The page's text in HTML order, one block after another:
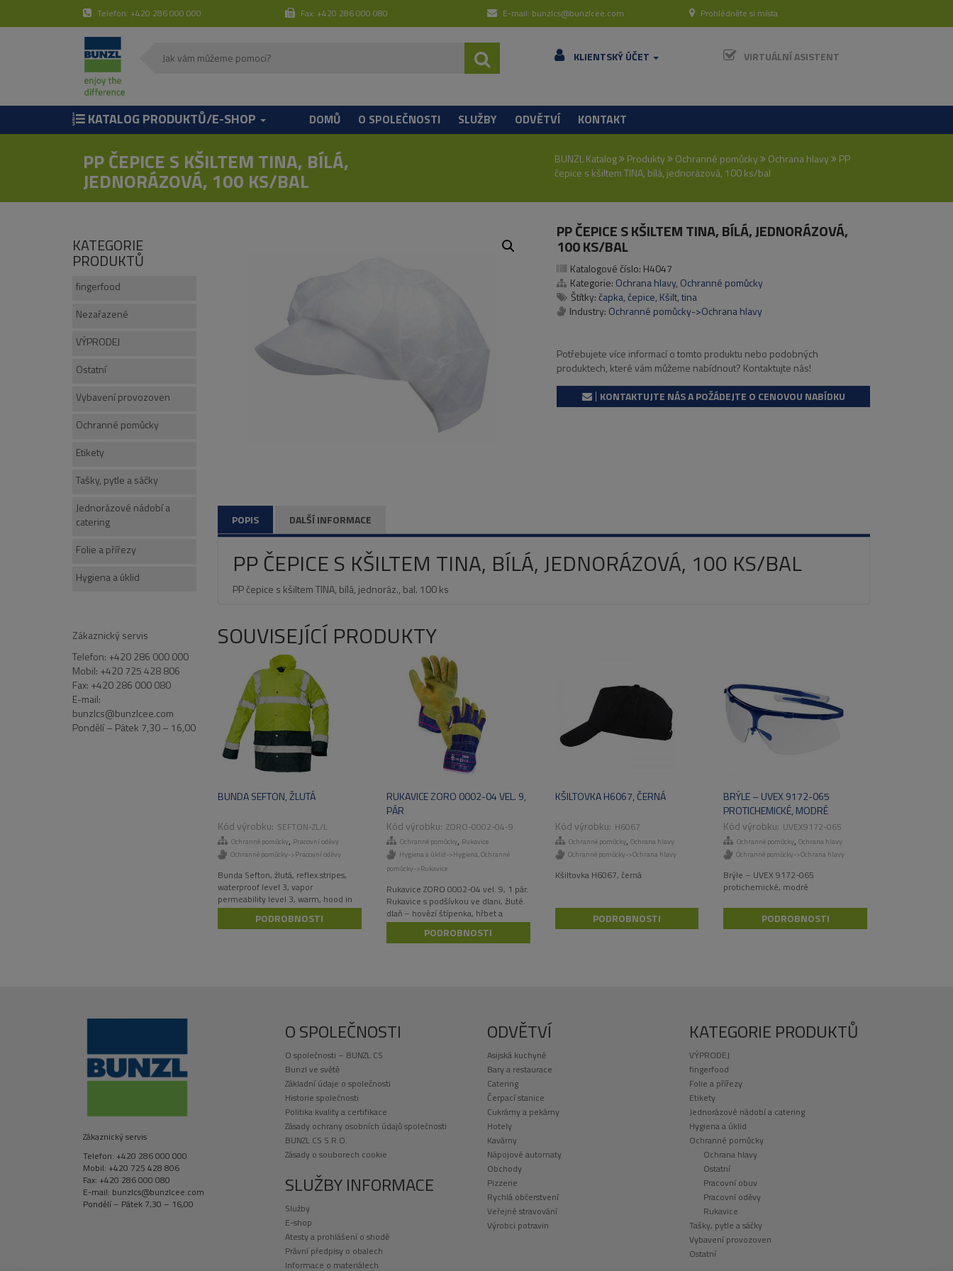
Telefon: +420 286 000 000 Fax: +420 286 000 080 E-mail: bunzlcs@bunzlcee.com Prohlédněte si místa
KLIENTSKÝ ÚČET VIRTUÁLNÍ ASISTENT
KATALOG PRODUKTŮ/E-SHOP DOMŮ O SPOLEČNOSTI SLUŽBY ODVĚTVÍ KONTAKT
PP ČEPICE S KŠILTEM TINA, BÍLÁ,
JEDNORÁZOVÁ, 100 KS/BAL
BUNZL Katalog Produkty Ochranné pomůcky Ochrana hlavy
PP
čepice s kšiltem TINA, bílá, jednorázová, 100 ks/bal
PP ČEPICE S KŠILTEM TINA, BÍLÁ, JEDNORÁZOVÁ,
100 KS/BAL
Katalogové číslo: H4047
Kategorie: Ochrana hlavy, Ochranné pomůcky
Štítky:čapka,čepice, Kšilt,tina
Industry: Ochranné pomůcky->Ochrana hlavy
Potřebujete více informací o tomto produktu nebo podobných
produktech, které vám můžeme nabídnout? Kontaktujte nás!
KONTAKTUJTE NÁS A POŽÁDEJTE O CENOVOU NABÍDKU
POPIS DALŠÍ INFORMACE
PP ČEPICE S KŠILTEM TINA, BÍLÁ, JEDNORÁZOVÁ, 100 KS/BAL
PP čepice s kšiltem TINA, bílá, jednoráz., bal. 100 ks
SOUVISEJÍCÍ PRODUKTY
BUNDA SEFTON, ŽLUTÁ
SEFTON-ZL/L
Ochranné pomůcky, Pracovní oděvy
Ochranné pomůcky->Pracovní oděvy
Bunda Sefton, žlutá, reflex.stripes,
waterproof level 3, vapor
permeability level 3, warm, hood in
the collar, inside knit cuffs, EN ISO
PODROBNOSTI
RUKAVICE ZORO 0002-04 VEL. 9,
PÁR
ZORO-0002-04-9
Ochranné pomůcky, Rukavice
Hygiena a úklid->Hygiena, Ochranné
pomůcky->Rukavice
Rukavice ZORO 0002-04 vel. 9, 1 pár.
Rukavice s podšívkou ve dlani, žluté.
dlaň – hovězí štípenka, hřbet a
manžeta – bavlněná tkanina.
Doporučené použití: určeno pro
PODROBNOSTI
KŠILTOVKA H6067, ČERNÁ
H6067
Ochranné pomůcky, Ochrana hlavy
Ochranné pomůcky->Ochrana hlavy
Kšiltovka H6067, černá
PODROBNOSTI
BRÝLE – UVEX 9172-065
PROTICHEMICKÉ, MODRÉ
UVEX9172-065
Ochranné pomůcky,Ochrana hlavy
Ochranné pomůcky->Ochrana hlavy
Brýle – UVEX 9172-065
protichemické, modré
PODROBNOSTI
KATEGORIE
PRODUKTŮ
fingerfood
Nezařazené
VÝPRODEJ
Ostatní
Vybavení provozoven
Ochranné pomůcky
Etikety
Tašky, pytle a sáčky
Jednorázové nádobí a
catering
Folie a přířezy
Hygiena a úklid
Zákaznický servis
Telefon: +420 286 000 000
Mobil: +420 725 428 806
Fax: +420 286 000 080
E-mail:
bunzlcs@bunzlcee.com
Pondělí – Pátek 7,30 – 16,00
Zákaznický servis
Telefon: +420 286 000 000
Mobil: +420 725 428 806
Fax: +420 286 000 080
E-mail: bunzlcs@bunzlcee.com
Pondělí – Pátek 7,30 – 16,00
O SPOLEČNOSTI
O společnosti – BUNZL CS
Bunzl ve světě
Základní údaje o společnosti
Historie společnosti
Politika kvality a certifikace
Zásady ochrany osobních údajů společnosti
BUNZL CS S.R.O.
Zásady o souborech cookie
SLUŽBY INFORMACE
Služby
E-shop
Atesty a prohlášení o shodě
Právní předpisy o obalech
Informace o materiálech
ODVĚTVÍ
Asijská kuchyně
Bary a restaurace
Catering
Čerpací stanice
Cukrárny a pekárny
Hotely
Kavárny
Nápojové automaty
Obchody
Pizzerie
Rychlá občerstvení
Veřejné stravování
Výrobci potravin
KATEGORIE PRODUKTŮ
VÝPRODEJ
fingerfood
Folie a přířezy
Etikety
Jednorázové nádobí a catering
Hygiena a úklid
Ochranné pomůcky
Ochrana hlavy
Ostatní
Pracovní obuv
Pracovní oděvy
Rukavice
Tašky, pytle a sáčky
Vybavení provozoven
Ostatní